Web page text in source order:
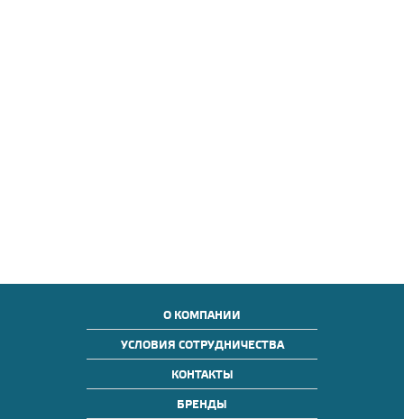
О КОМПАНИИ
УСЛОВИЯ СОТРУДНИЧЕСТВА
КОНТАКТЫ
БРЕНДЫ